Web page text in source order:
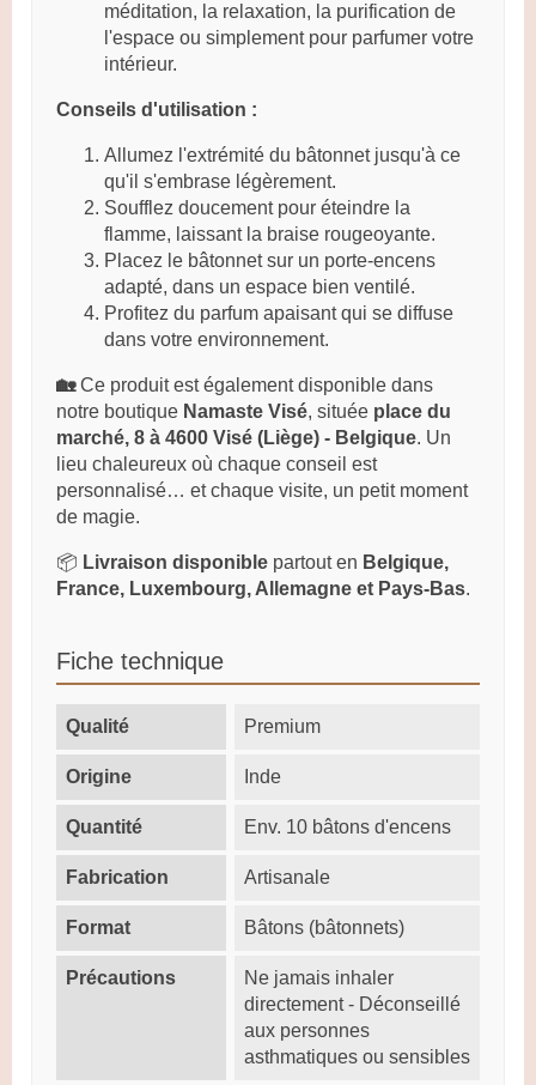
méditation, la relaxation, la purification de
l'espace ou simplement pour parfumer votre
intérieur.
Conseils d'utilisation :
Allumez l'extrémité du bâtonnet jusqu'à ce
qu'il s'embrase légèrement.
Soufflez doucement pour éteindre la
flamme, laissant la braise rougeoyante.
Placez le bâtonnet sur un porte-encens
adapté, dans un espace bien ventilé.
Profitez du parfum apaisant qui se diffuse
dans votre environnement.
🏡Ce produit est également disponible dans
notre boutique Namaste Visé, située place du
marché, 8 à 4600 Visé (Liège) - Belgique. Un
lieu chaleureux où chaque conseil est
personnalisé… et chaque visite, un petit moment
de magie.
📦 Livraison disponible partout en Belgique,
France, Luxembourg, Allemagne et Pays-Bas.
Fiche technique
Qualité Premium
Origine Inde
Quantité Env. 10 bâtons d'encens
Fabrication Artisanale
Format Bâtons (bâtonnets)
Précautions
Ne jamais inhaler
directement - Déconseillé
aux personnes
asthmatiques ou sensibles